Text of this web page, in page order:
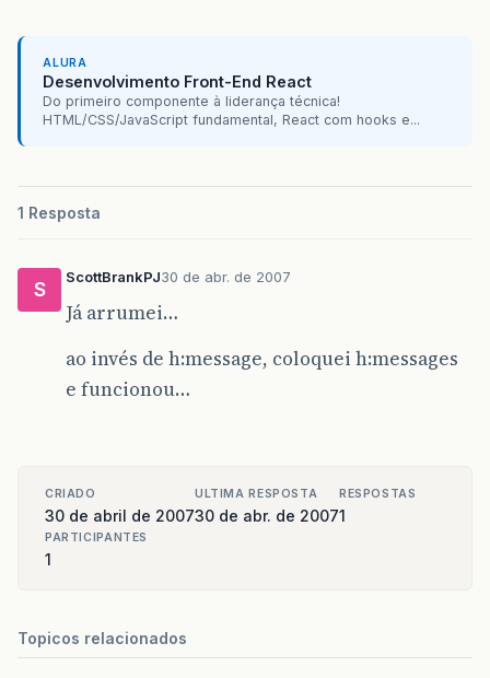
ALURA
Desenvolvimento Front-End React
Do primeiro componente à liderança técnica!
HTML/CSS/JavaScript fundamental, React com hooks e...
1 Resposta
S
ScottBrankPJ30 de abr. de 2007
Já arrumei…
ao invés de h:message, coloquei h:messages
e funcionou…
CRIADO
30 de abril de 2007
ULTIMA RESPOSTA
30 de abr. de 2007
RESPOSTAS
1
PARTICIPANTES
1
Topicos relacionados